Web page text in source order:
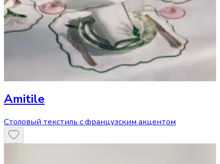
Amitile
Cтоловый текстиль с французским акцентом